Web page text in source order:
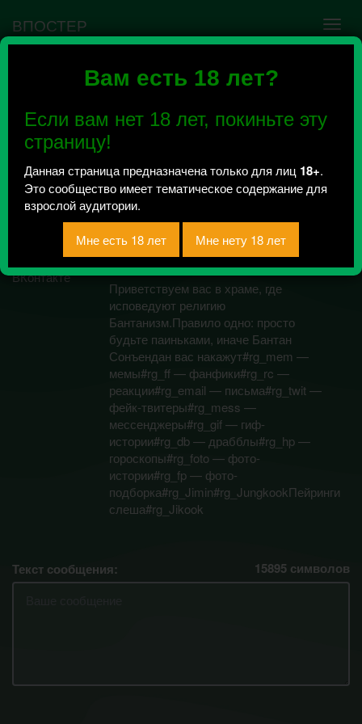
Вам есть 18 лет?
Если вам нет 18 лет, покиньте эту
страницу!
Данная страница предназначена только для лиц 18+.
Это сообщество имеет тематическое содержание для
взрослой аудитории.
ВПОСТЕР
Ошибка VK API #5
сообщества нужно авторизоваться на сервисе
повторно.
Религия Бантанизм
18+
Всего 0, за сегодня 0 сообщений
отправлено / Рейтинг 0
Приветствуем вас в храме, где
исповедуют религию
Бантанизм.Правило одно: просто
будьте паиньками, иначе Бантан
Сонъендан вас накажут#rg_mem —
мемы#rg_ff — фанфики#rg_rc —
реакции#rg_email — письма#rg_twit —
фейк-твитеры#rg_mess —
мессенджеры#rg_gif — гиф-
истории#rg_db — драбблы#rg_hp —
гороскопы#rg_foto — фото-
истории#rg_fp — фото-
подборка#rg_Jimin#rg_JungkookПейринги
слеша#rg_Jikook
Текст сообщения: 15895 символов